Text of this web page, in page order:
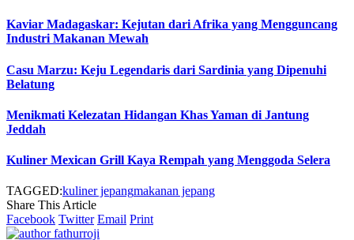
Kaviar Madagaskar: Kejutan dari Afrika yang Mengguncang
Industri Makanan Mewah
Casu Marzu: Keju Legendaris dari Sardinia yang Dipenuhi
Belatung
Menikmati Kelezatan Hidangan Khas Yaman di Jantung
Jeddah
Kuliner Mexican Grill Kaya Rempah yang Menggoda Selera
TAGGED:kuliner jepangmakanan jepang
Share This Article
Facebook Twitter Email Print